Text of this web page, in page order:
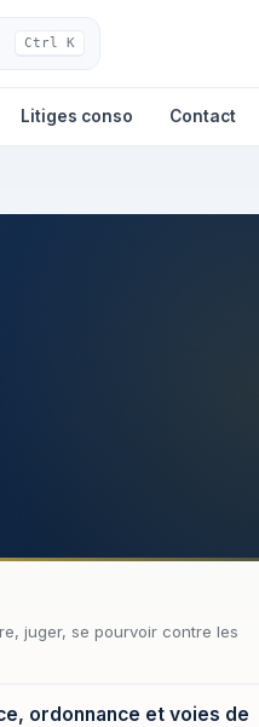
Ctrl K
Litiges conso Contact
juger, se pourvoir contre les
ordonnance et voies de